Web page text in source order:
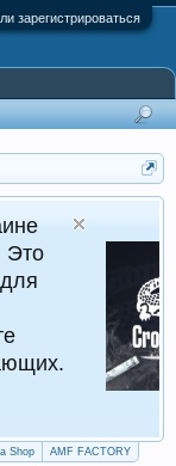
зарегистрироваться
Shop AMF FACTORY